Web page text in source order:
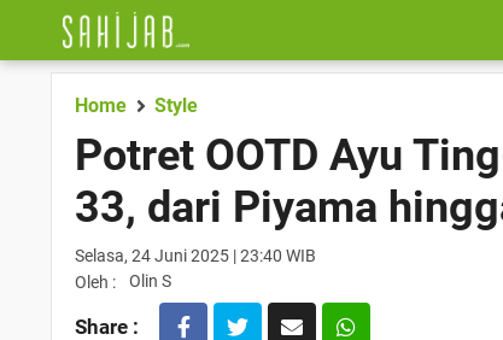
Home Style
Potret OOTD Ayu
33, dari Piyama
Selasa, 24 Juni 2025 | 23:40 WIB
Oleh :
Olin S
Share :